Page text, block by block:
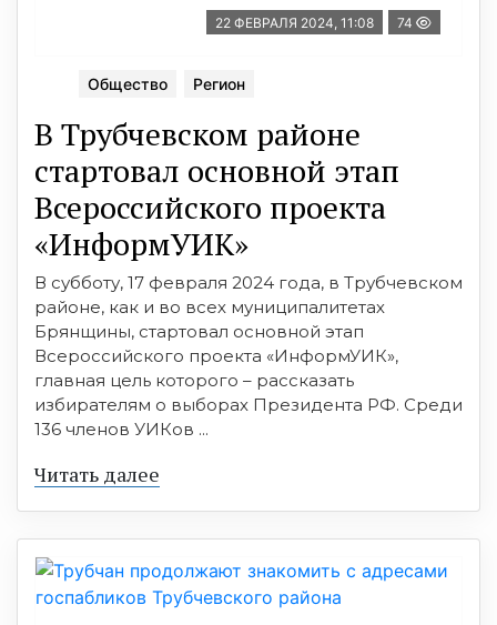
22 ФЕВРАЛЯ 2024, 11:08 74
Общество Регион
В Трубчевском районе
стартовал основной этап
Всероссийского проекта
«Ин­формУИК»
В субботу, 17 февраля 2024 года, в Трубчевском
районе, как и во всех муниципалитетах
Брянщины, стартовал основной этап
Всероссийского проекта «Ин­формУИК»,
главная цель которого – рассказать
избирателям о выборах Президента РФ. Среди
136 членов УИКов ...
Читать далее